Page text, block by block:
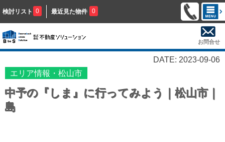
検討リスト 0 最近見た物件 0
お問合せ
DATE: 2023-09-06
エリア情報・松山市
中予の『しま』に行ってみよう｜松山市｜
島